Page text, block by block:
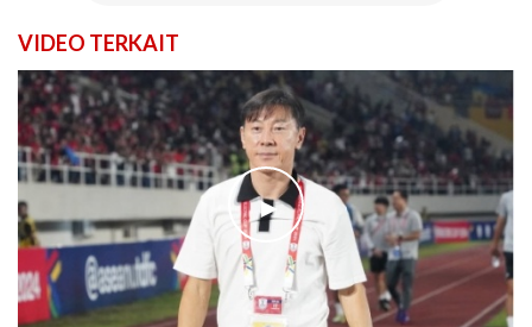
VIDEO TERKAIT
►